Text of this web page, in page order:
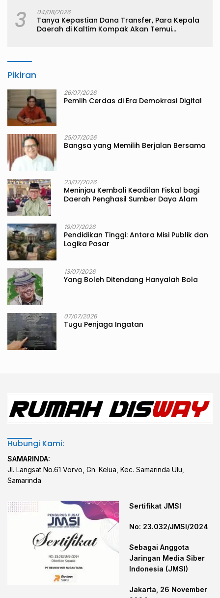
3 04/08/2026
Tanya Kepastian Dana Transfer, Para Kepala
Daerah di Kaltim Kompak Akan Temui
Pikiran
26/07/2026
Pemlih Cerdas di Era Demokrasi Digital
25/07/2026
Bangsa yang Memilih Berjalan Bersama
23/07/2026
Meninjau Kembali Keadilan Fiskal bagi
Daerah Penghasil Sumber Daya Alam
19/07/2026
Pendidikan Tinggi: Antara Misi Publik dan
Logika Pasar
13/07/2026
Yang Boleh Ditendang Hanyalah Bola
07/07/2026
Tugu Penjaga Ingatan
Hubungi Kami:
SAMARINDA:
Jl. Langsat No.61 Vorvo, Gn. Kelua, Kec. Samarinda Ulu,
Samarinda
Sertifikat JMSI
No: 23.032/JMSI/2024
Sebagai Anggota
Jaringan Media Siber
Indonesia (JMSI)
Jakarta, 26 November